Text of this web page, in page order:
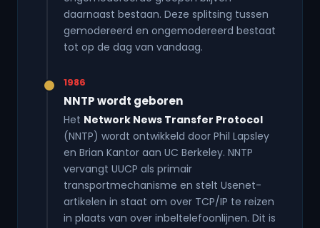
daarnaast bestaan. Deze splitsing tussen
gemodereerd en ongemodereerd bestaat
tot op de dag van vandaag.
1986
NNTP wordt geboren
Het Network News Transfer Protocol
(NNTP) wordt ontwikkeld door Phil Lapsley
en Brian Kantor aan UC Berkeley. NNTP
vervangt UUCP als primair
transportmechanisme en stelt Usenet-
artikelen in staat om over TCP/IP te reizen
in plaats van over inbeltelefoonlijnen. Dit is